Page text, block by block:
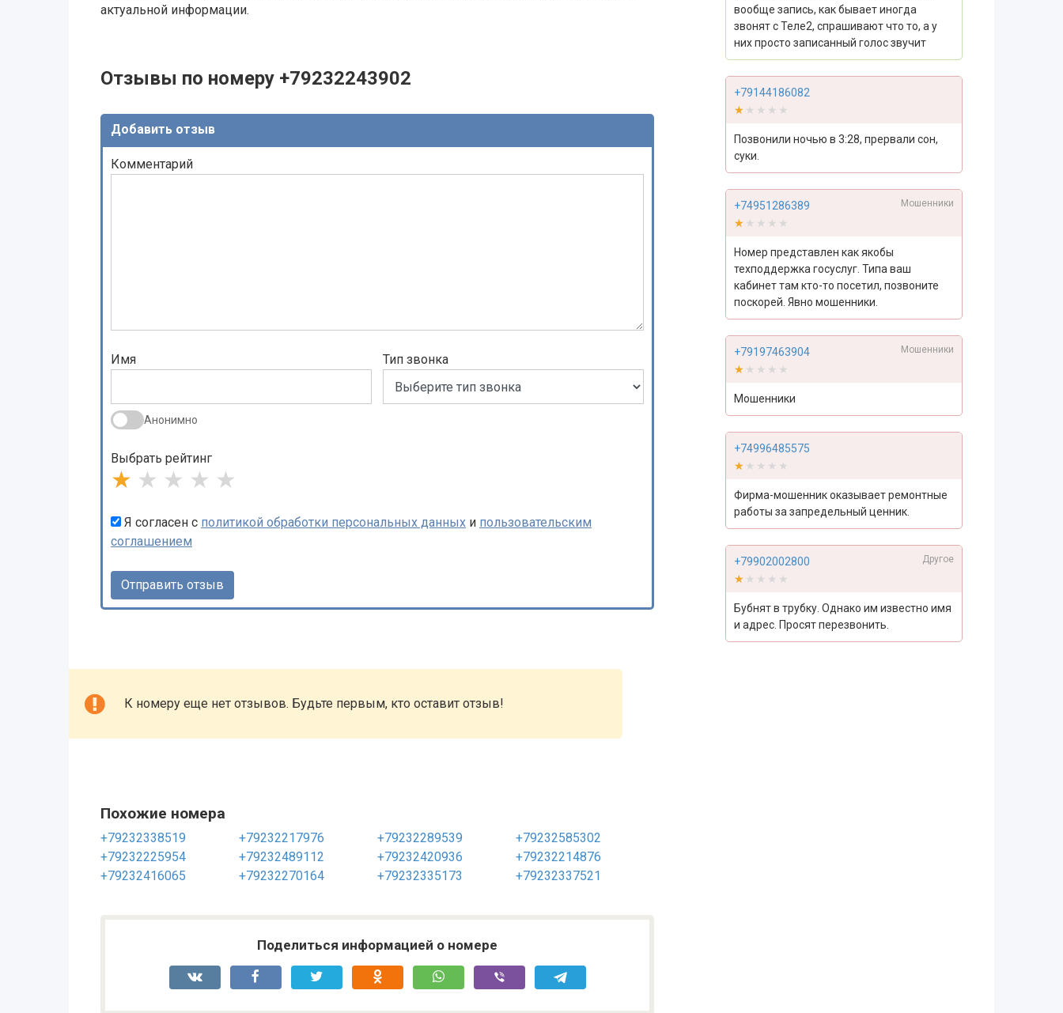
актуальной информации.
Отзывы по номеру +79232243902
Добавить отзыв
Комментарий
Имя
Анонимно
Тип звонка
Выбрать рейтинг
★ ★ ★ ★ ★
Я согласен с политикой обработки персональных данных и пользовательским
соглашением
К номеру еще нет отзывов. Будьте первым, кто оставит отзыв!
Похожие номера
+79232338519 +79232217976 +79232289539
+79232585302
+79232225954
+79232489112 +79232420936
+79232214876
+79232416065
+79232270164 +79232335173 +79232337521
Поделиться информацией о номере
вообще запись, как бывает иногда
звонят с Теле2, спрашивают что то, а у
них просто записанный голос звучит
+79144186082
★★★★★
★★★★★
Позвонили ночью в 3:28, прервали сон,
суки.
+74951286389 Мошенники
★★★★★
★★★★★
Номер представлен как якобы
техподдержка госуслуг. Типа ваш
кабинет там кто-то посетил, позвоните
поскорей. Явно мошенники.
+79197463904 Мошенники
★★★★★
★★★★★
Мошенники
+74996485575
★★★★★
★★★★★
Фирма-мошенник оказывает ремонтные
работы за запредельный ценник.
+79902002800 Другое
★★★★★
★★★★★
Бубнят в трубку. Однако им известно имя
и адрес. Просят перезвонить.